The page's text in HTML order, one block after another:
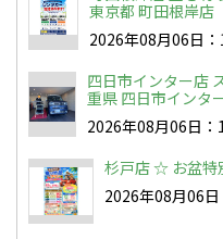
東京都 町田根岸店
2026年08月06日
四日市インター店
重県 四日市インタ
2026年08月06日
杉戸店 ☆ お盆特
2026年08月06